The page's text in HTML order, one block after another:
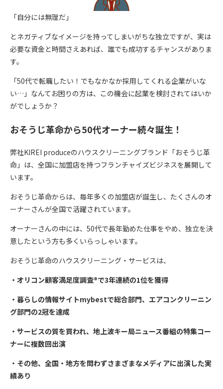
「自分には無理だ」
とネガティブなイメージを持ってしまいがちな独立ですが、実は
必要な資金と時間さえあれば、誰でも成功するチャンスがありま
す。
「50代で転職したい！でもなかなか採用してくれる企業がいな
い…」なんてお困りの方は、この機会に起業を検討されてはいか
がでしょうか？
おそうじ革命から50代オーナー続々誕生！
弊社KIREI produceのハウスクリーニングブランド「おそうじ革
命」は、全国に加盟店を持つフランチャイズビジネスを展開して
います。
おそうじ革命からは、毎年多くの加盟店が誕生し、たくさんのオ
ーナーさんが全国で活躍されています。
オーナーさんの中には、50代で長年勤めた仕事をやめ、独立を決
意したという方も多くいらっしゃいます。
おそうじ革命のハウスクリーニング・サービスは、
・オリコン顧客満足度調査®︎で3年連続の1位を獲得
・暮らしの情報サイトmybestで総合部門、エアコンクリーニン
グ部門の2冠を達成
・サービスの質を買われ、地上波キー局ニュース番組の特集コー
ナーに複数回出演
・その他、全国・地方を問わずさまざまなメディアに出演した実
績あり